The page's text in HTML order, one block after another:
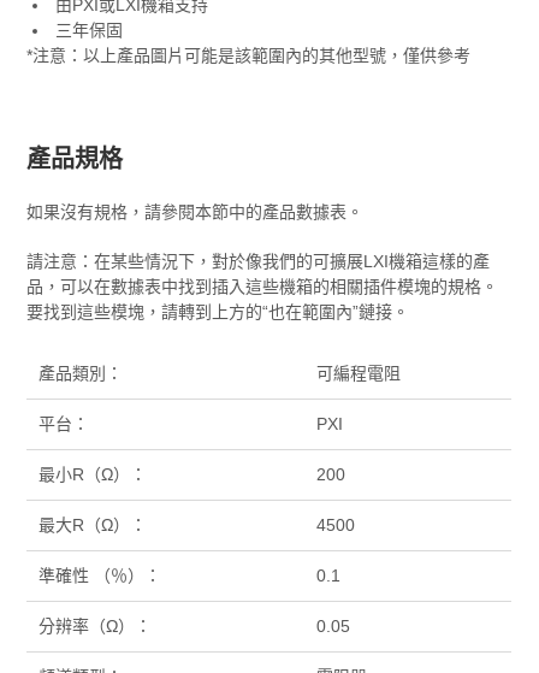
由PXI或LXI機箱支持
三年保固
*注意：以上產品圖片可能是該範圍內的其他型號，僅供參考
產品規格
如果沒有規格，請參閱本節中的產品數據表。
請注意：在某些情況下，對於像我們的可擴展LXI機箱這樣的產
品，可以在數據表中找到插入這些機箱的相關插件模塊的規格。
要找到這些模塊，請轉到上方的“也在範圍內”鏈接。
產品類別： 可編程電阻
平台： PXI
最小R（Ω）： 200
最大R（Ω）： 4500
準確性 （％）： 0.1
分辨率（Ω）： 0.05